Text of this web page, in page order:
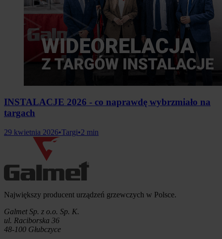
INSTALACJE 2026 - co naprawdę wybrzmiało na
targach
29 kwietnia 2026•Targi•2 min
Informacje o firmie
Największy producent urządzeń grzewczych w Polsce.
Galmet Sp. z o.o. Sp. K.
ul. Raciborska 36
48-100 Głubczyce